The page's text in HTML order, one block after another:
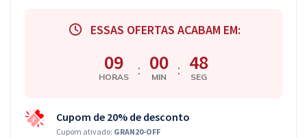
ESSAS OFERTAS ACABAM EM:
09
HORAS : 00
MIN : 48
SEG
Cupom de 20% de desconto
Cupom ativado: GRAN20-OFF